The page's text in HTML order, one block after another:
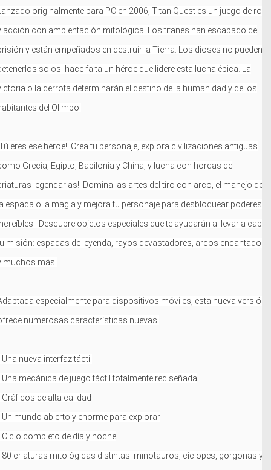
originalmente para PC en 2006, Titan Quest es un juego de rol
acción con ambientación mitológica. Los titanes han escapado de
y están empeñados en destruir la Tierra. Los dioses no pueden
solos: hace falta un héroe que lidere esta lucha épica. La
o la derrota determinarán el destino de la humanidad y de los
del Olimpo.
eres ese héroe! ¡Crea tu personaje, explora civilizaciones antiguas
Grecia, Egipto, Babilonia y China, y lucha con hordas de
legendarias! ¡Domina las artes del tiro con arco, el manejo de
espada o la magia y mejora tu personaje para desbloquear poderes
¡Descubre objetos especiales que te ayudarán a llevar a cabo
misión: espadas de leyenda, rayos devastadores, arcos encantados
muchos más!
especialmente para dispositivos móviles, esta nueva versión
numerosas características nuevas:
Una nueva interfaz táctil
Una mecánica de juego táctil totalmente rediseñada
Gráficos de alta calidad
Un mundo abierto y enorme para explorar
Ciclo completo de día y noche
80 criaturas mitológicas distintas: minotauros, cíclopes, gorgonas y